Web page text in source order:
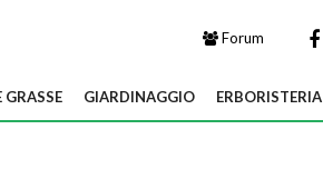
Forum
GRASSE GIARDINAGGIO ERBORISTERIA